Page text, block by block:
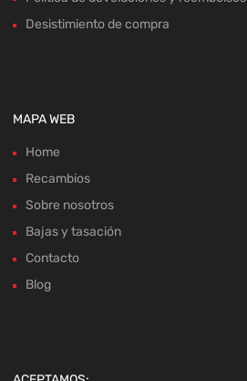
Desistimiento de compra
MAPA WEB
Home
Recambios
Sobre nosotros
Bajas y tasación
Contacto
Blog